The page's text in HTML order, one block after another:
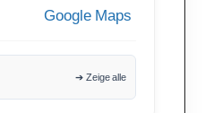
Google Maps
➔ Zeige alle